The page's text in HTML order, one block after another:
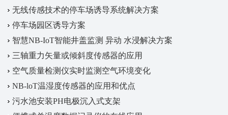
无线传感技术的停车场诱导系统解决方案
停车场园区诱导方案
智慧NB-IoT智能井盖监测 异动 水浸解决方案
三轴重力矢量或倾斜度传感器的应用
空气质量检测仪实时监测空气环境变化
NB-loT温湿度传感器的应用和优点
污水池安装PH电极沉入式支架